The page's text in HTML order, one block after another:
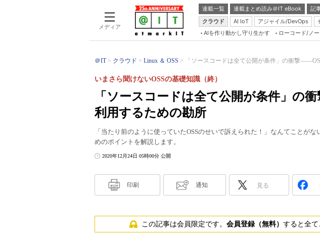
メディア
連載一覧 連載まとめ読み＠IT eBook 記
クラウド
AI IoT アジャイル/DevOps
AIを作り動かし守り生かす ローコード/ノ
＠IT クラウド Linux ＆ OSS 「ソースコードは全て公開が条件」の衝撃
「ソースコードは全て公開が条件」の
利用するための勘所
いまさら聞けないOSSの基礎知識（終）
「当たり前のように使っていたOSSのせいで訴えられた！」なんてことがな
めのポイントを解説します。
2020年12月24日 05時00分 公開
印刷 通知 見る
この記事は会員限定です。 会員登録（無料） すると全て